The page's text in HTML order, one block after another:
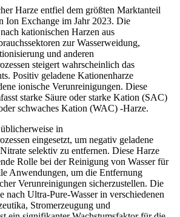
Harze entfiel dem größten Marktanteil
Ion Exchange im Jahr 2023. Die
kationischen Harzen aus
zur Wasserweidung,
und anderen
steigert wahrscheinlich das
Positiv geladene Kationenharze
ionische Verunreinigungen. Diese
starke Säure oder starke Kation (SAC)
schwaches Kation (WAC) -Harze.
in
eingesetzt, um negativ geladene
selektiv zu entfernen. Diese Harze
Rolle bei der Reinigung von Wasser für
Anwendungen, um die Entfernung
Verunreinigungen sicherzustellen. Die
nach Ultra-Pure-Wasser in verschiedenen
Stromerzeugung und